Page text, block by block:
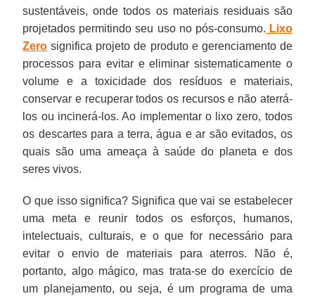
sustentáveis, onde todos os materiais residuais são
projetados permitindo seu uso no pós-consumo. Lixo
Zero significa projeto de produto e gerenciamento de
processos para evitar e eliminar sistematicamente o
volume e a toxicidade dos resíduos e materiais,
conservar e recuperar todos os recursos e não aterrá-
los ou incinerá-los. Ao implementar o lixo zero, todos
os descartes para a terra, água e ar são evitados, os
quais são uma ameaça à saúde do planeta e dos
seres vivos.
O que isso significa? Significa que vai se estabelecer
uma meta e reunir todos os esforços, humanos,
intelectuais, culturais, e o que for necessário para
evitar o envio de materiais para aterros. Não é,
portanto, algo mágico, mas trata-se do exercício de
um planejamento, ou seja, é um programa de uma